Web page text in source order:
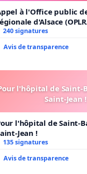
à l'Office public
d'Alsace
240 signatures
Avis de transparence
l'hôpital de Saint-
Saint-Jean !
l'hôpital de Saint-
Jean !
135 signatures
Avis de transparence